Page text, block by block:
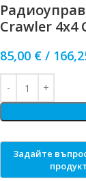
Crawler 4х4
85,00 € /